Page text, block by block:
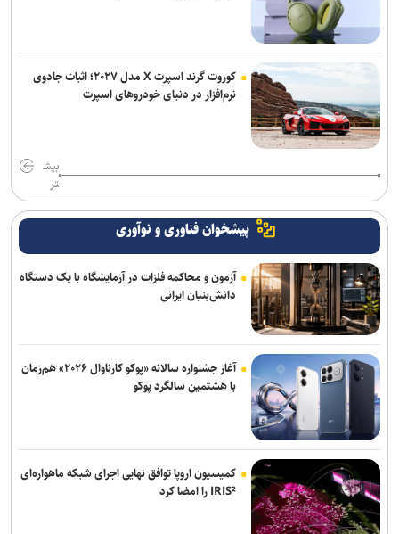
کوروت گرند اسپرت X مدل ۲۰۲۷؛ اثبات جادوی
نرم‌افزار در دنیای خودروهای اسپرت
بیش
تر
پیشخوان فناوری و نوآوری
آزمون و محاکمه فلزات در آزمایشگاه با یک دستگاه
دانش‌بنیان ایرانی
آغاز جشنواره سالانه «پوکو کارناوال ۲۰۲۶» هم‌زمان
با هشتمین سالگرد پوکو
کمیسیون اروپا توافق نهایی اجرای شبکه ماهواره‌ای
IRIS² را امضا کرد